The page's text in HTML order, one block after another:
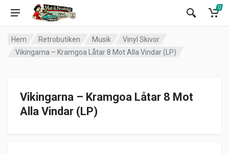
0
Hem Retrobutiken Musik
Vinyl Skivor
Vikingarna – Kramgoa Låtar 8 Mot Alla Vindar (LP)
Vikingarna – Kramgoa Låtar 8 Mot
Alla Vindar (LP)